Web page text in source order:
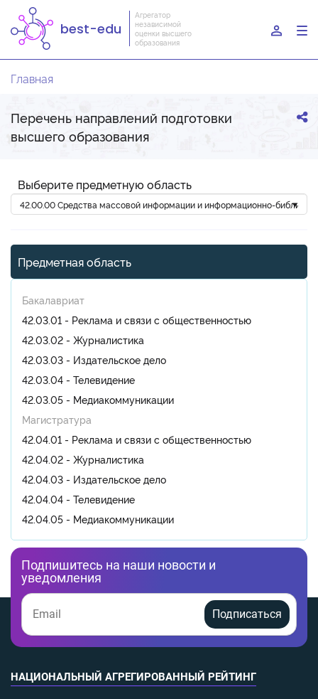
best-edu
Агрегатор
независимой
оценки высшего
образования
Главная
Перечень направлений подготовки
высшего образования
Выберите предметную область
Предметная область
Бакалавриат
42.03.01 - Реклама и связи с общественностью
42.03.02 - Журналистика
42.03.03 - Издательское дело
42.03.04 - Телевидение
42.03.05 - Медиакоммуникации
Магистратура
42.04.01 - Реклама и связи с общественностью
42.04.02 - Журналистика
42.04.03 - Издательское дело
42.04.04 - Телевидение
42.04.05 - Медиакоммуникации
Подпишитесь на наши новости и
уведомления
Подписаться
НАЦИОНАЛЬНЫЙ АГРЕГИРОВАННЫЙ РЕЙТИНГ